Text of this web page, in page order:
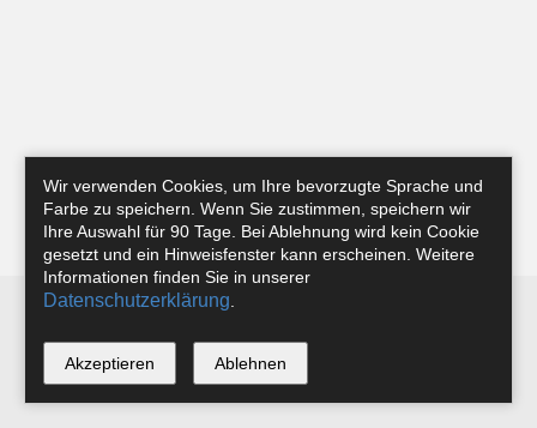
Instagram
*
Wir verwenden Cookies, um Ihre bevorzugte Sprache und
Farbe zu speichern. Wenn Sie zustimmen, speichern wir
Ihre Auswahl für 90 Tage. Bei Ablehnung wird kein Cookie
gesetzt und ein Hinweisfenster kann erscheinen. Weitere
Informationen finden Sie in unserer
Datenschutzerklärung
Akzeptieren Ablehnen